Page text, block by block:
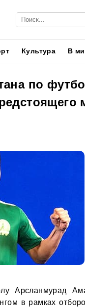
Культура В
по
Арсланмурад
в рамках